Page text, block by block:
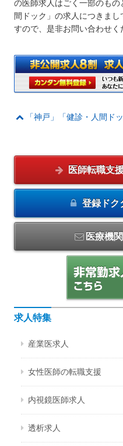
の医師求人はごく一部のも
間ドック」の求人につきま
すので、是非お問い合わせく
「神戸」「健診・人間ド
医師転職支
登録ドク
医療機
求人特集
産業医求人
女性医師の転職支援
内視鏡医師求人
透析求人